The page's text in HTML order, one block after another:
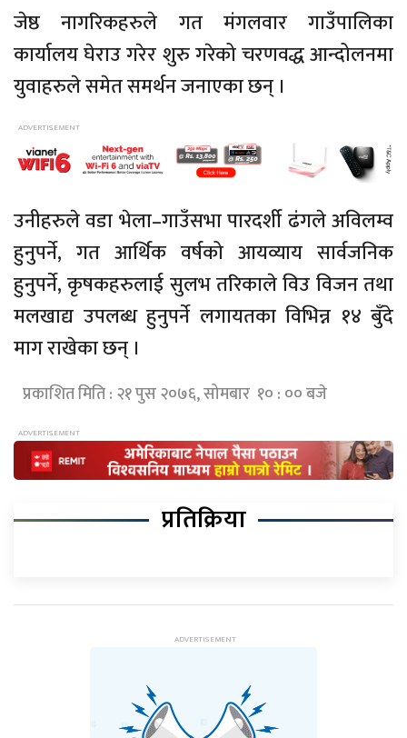
जेष्ठ नागरिकहरुले गत मंगलवार गाउँपालिका
कार्यालय घेराउ गरेर शुरु गरेको चरणवद्ध आन्दोलनमा
युवाहरुले समेत समर्थन जनाएका छन् ।
उनीहरुले वडा भेला–गाउँसभा पारदर्शी ढंगले अविलम्व
हुनुपर्ने, गत आर्थिक वर्षको आयव्याय सार्वजनिक
हुनुपर्ने, कृषकहरुलाई सुलभ तरिकाले विउ विजन तथा
मलखाद्य उपलब्ध हुनुपर्ने लगायतका विभिन्न १४ बुँदे
माग राखेका छन् ।
प्रकाशित मिति : २१ पुस २०७६, सोमबार १० : ०० बजे
प्रतिक्रिया